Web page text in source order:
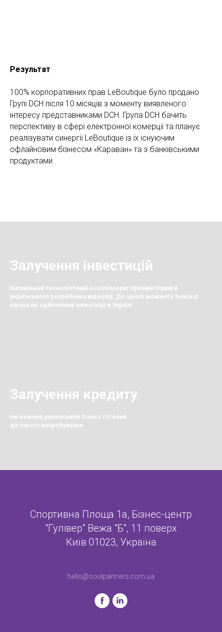
Результат
100% корпоративних прав LeBoutique було продано
Групі DCH після 10 місяців з моменту виявленого
інтересу представниками DCH. Група DCH бачить
перспективу в сфері електронної комерції та планує
реалізувати синергії LeBoutique із їх існуючим
офлайновим бізнесом «Караван» та з банківськими
продуктами.
Залучення інвестицій
Китайський технологічний конгломерат проінвестував в
українського розробника відеоігр. До цього моменту Tencent
ніколи не здійснював інвестиції в Україні
Залучення кредиту
Не кожний український бізнес готовий
до такого випробування
Спортивна Площа 1а, Бізнес-центр
"Гулівер" Вежа "Б", 11 поверх
Київ 01023, Україна
hello@soulpartners.com.ua